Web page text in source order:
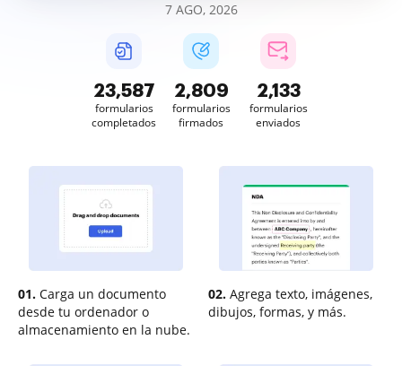
7 AGO, 2026
23,589
formularios
completados
2,810
formularios
firmados
2,133
formularios
enviados
01. Carga un documento
desde tu ordenador o
almacenamiento en la nube.
02. Agrega texto, imágenes,
dibujos, formas, y más.